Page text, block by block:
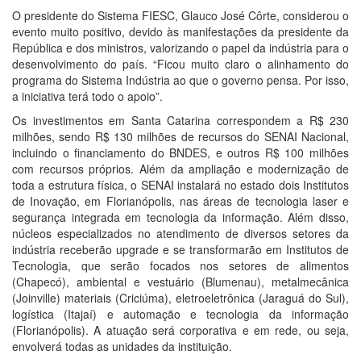
O presidente do Sistema FIESC, Glauco José Côrte, considerou o
evento muito positivo, devido às manifestações da presidente da
República e dos ministros, valorizando o papel da indústria para o
desenvolvimento do país. “Ficou muito claro o alinhamento do
programa do Sistema Indústria ao que o governo pensa. Por isso,
a iniciativa terá todo o apoio”.
Os investimentos em Santa Catarina correspondem a R$ 230
milhões, sendo R$ 130 milhões de recursos do SENAI Nacional,
incluindo o financiamento do BNDES, e outros R$ 100 milhões
com recursos próprios. Além da ampliação e modernização de
toda a estrutura física, o SENAI instalará no estado dois Institutos
de Inovação, em Florianópolis, nas áreas de tecnologia laser e
segurança integrada em tecnologia da informação. Além disso,
núcleos especializados no atendimento de diversos setores da
indústria receberão upgrade e se transformarão em Institutos de
Tecnologia, que serão focados nos setores de alimentos
(Chapecó), ambiental e vestuário (Blumenau), metalmecânica
(Joinville) materiais (Criciúma), eletroeletrônica (Jaraguá do Sul),
logística (Itajaí) e automação e tecnologia da informação
(Florianópolis). A atuação será corporativa e em rede, ou seja,
envolverá todas as unidades da instituição.